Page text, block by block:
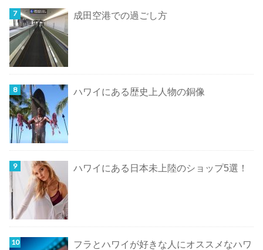
成田空港での過ごし方
ハワイにある歴史上人物の銅像
ハワイにある日本未上陸のショップ5選！
フラとハワイが好きな人にオススメなハワ